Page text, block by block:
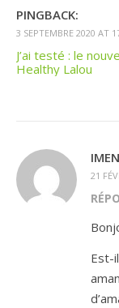
PINGBACK:
3 SEPTEMBRE 2020 AT
J’ai testé : le
Healthy Lalou
IMEN
21
Est-